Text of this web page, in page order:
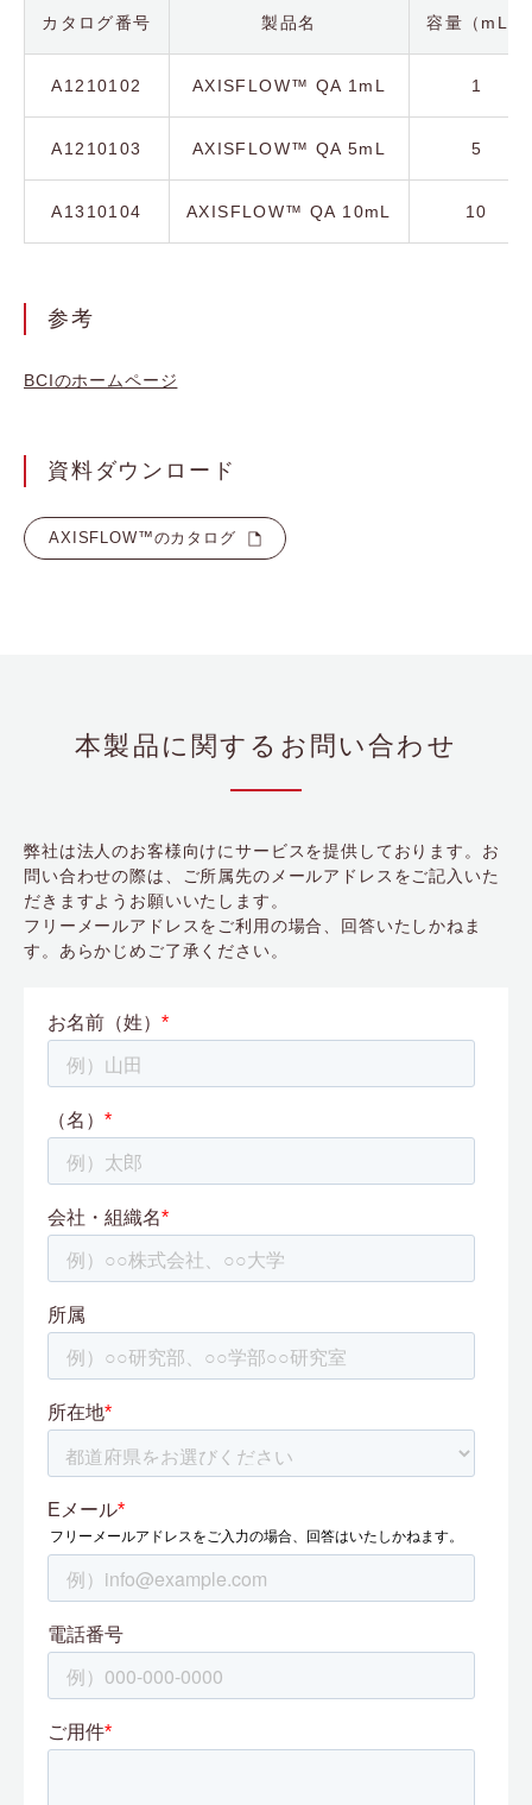
カタログ番号 製品名 容量（mL）
A1210102 AXISFLOW™ QA 1mL 1
A1210103 AXISFLOW™ QA 5mL 5
A1310104 AXISFLOW™ QA 10mL 10
参考
BCIのホームページ
資料ダウンロード
AXISFLOW™のカタログ
本製品に関するお問い合わせ
弊社は法人のお客様向けにサービスを提供しております。お
問い合わせの際は、ご所属先のメールアドレスをご記入いた
だきますようお願いいたします。
フリーメールアドレスをご利用の場合、回答いたしかねま
す。あらかじめご了承ください。